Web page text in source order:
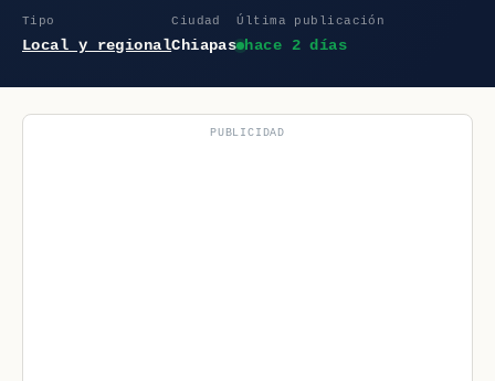
Tipo
Local y regional
Ciudad
Chiapas
Última publicación
hace 2 días
PUBLICIDAD